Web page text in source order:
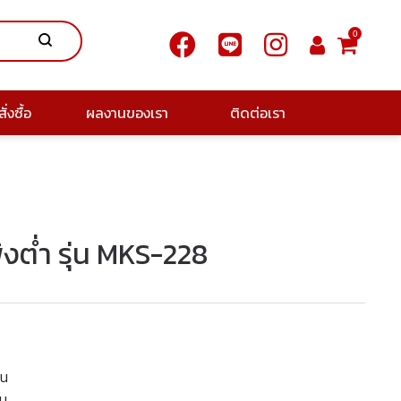
0
งซื้อ ผลงานของเรา ติดต่อเรา
ำ รุ่น MKS-228